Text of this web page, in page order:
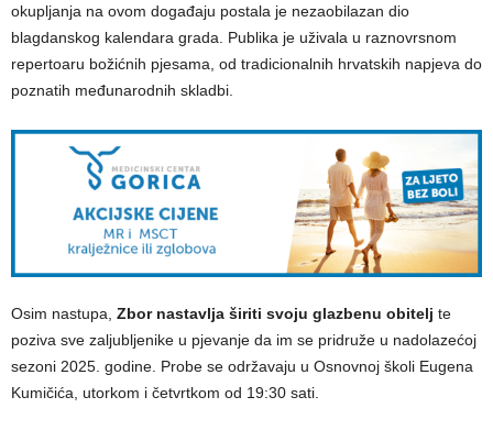
okupljanja na ovom događaju postala je nezaobilazan dio
blagdanskog kalendara grada. Publika je uživala u raznovrsnom
repertoaru božićnih pjesama, od tradicionalnih hrvatskih napjeva do
poznatih međunarodnih skladbi.
Osim nastupa, Zbor nastavlja širiti svoju glazbenu obitelj te
poziva sve zaljubljenike u pjevanje da im se pridruže u nadolazećoj
sezoni 2025. godine. Probe se održavaju u Osnovnoj školi Eugena
Kumičića, utorkom i četvrtkom od 19:30 sati.